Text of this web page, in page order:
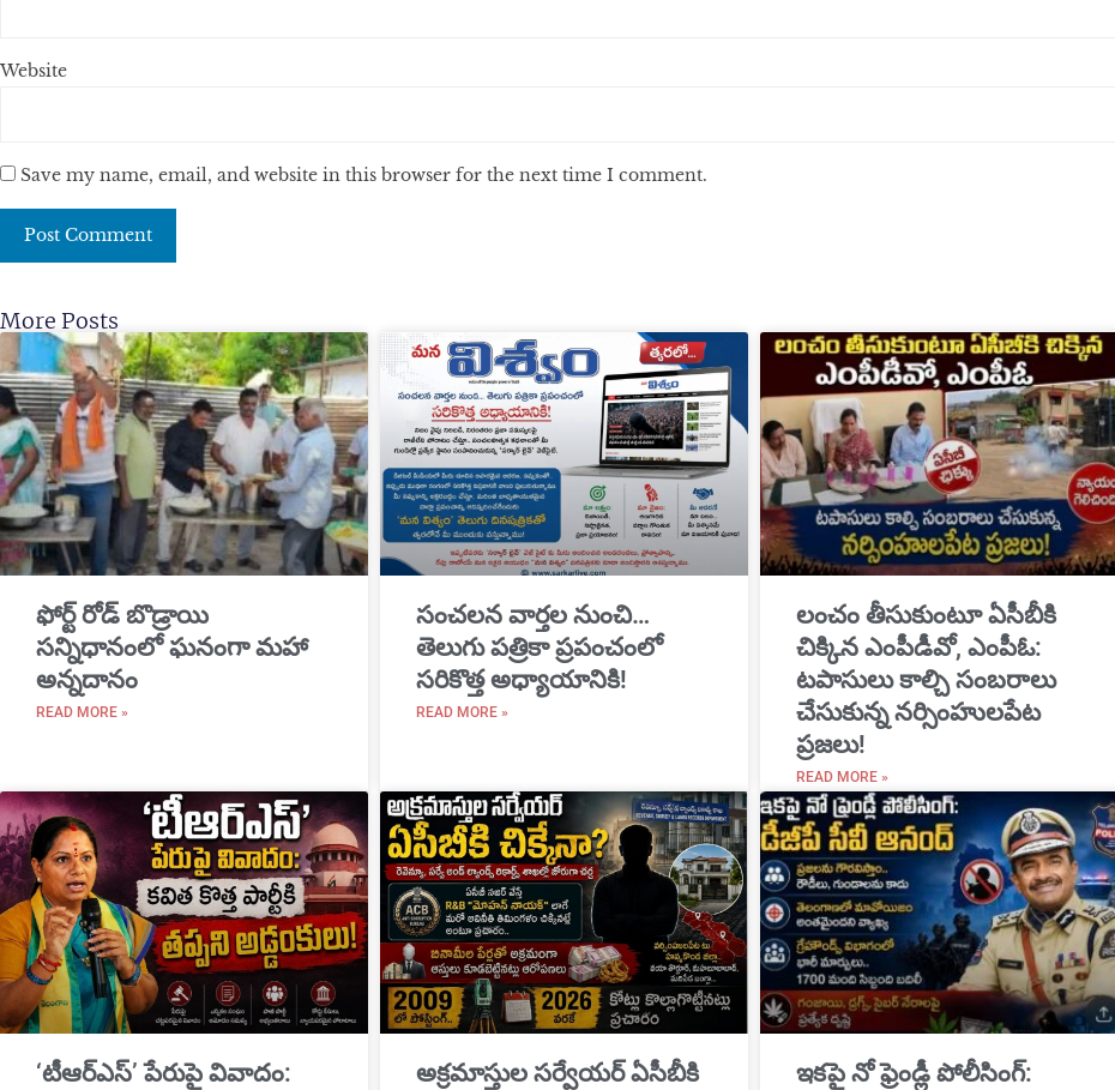
Website
Save my name, email, and website in this browser for the next time I comment.
More Posts
​ఫోర్ట్ రోడ్ బొడ్రాయి
సన్నిధానంలో ఘనంగా మహా
అన్నదానం
READ MORE »
సంచలన వార్తల నుంచి…
తెలుగు పత్రికా ప్రపంచంలో
సరికొత్త అధ్యాయానికి!
READ MORE »
​లంచం తీసుకుంటూ ఏసీబీకి
చిక్కిన ఎంపీడీవో, ఎంపీఓ:
టపాసులు కాల్చి సంబరాలు
చేసుకున్న నర్సింహులపేట
ప్రజలు!
READ MORE »
‘టీఆర్ఎస్’ పేరుపై వివాదం:
అక్రమాస్తుల సర్వేయర్ ఏసీబీకి
ఇకపై నో ఫ్రెండ్లీ పోలీసింగ్: